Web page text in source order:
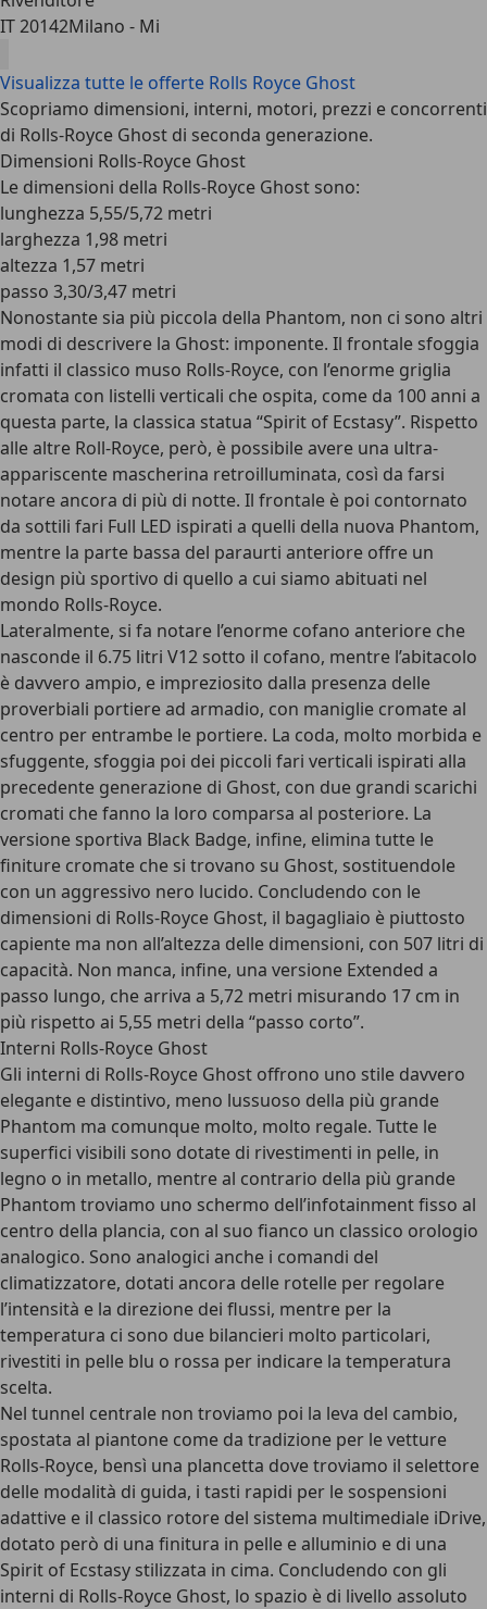
IT 20142Milano - Mi
Visualizza tutte le offerte Rolls Royce Ghost
Scopriamo dimensioni, interni, motori, prezzi e concorrenti
di Rolls-Royce Ghost di seconda generazione.
Dimensioni Rolls-Royce Ghost
Le dimensioni della Rolls-Royce Ghost sono:
lunghezza 5,55/5,72 metri
larghezza 1,98 metri
altezza 1,57 metri
passo 3,30/3,47 metri
Nonostante sia più piccola della Phantom, non ci sono altri
modi di descrivere la Ghost: imponente. Il frontale sfoggia
infatti il classico muso Rolls-Royce, con l’enorme griglia
cromata con listelli verticali che ospita, come da 100 anni a
questa parte, la classica statua “Spirit of Ecstasy”. Rispetto
alle altre Roll-Royce, però, è possibile avere una ultra-
appariscente mascherina retroilluminata, così da farsi
notare ancora di più di notte. Il frontale è poi contornato
da sottili fari Full LED ispirati a quelli della nuova Phantom,
mentre la parte bassa del paraurti anteriore offre un
design più sportivo di quello a cui siamo abituati nel
mondo Rolls-Royce.
Lateralmente, si fa notare l’enorme cofano anteriore che
nasconde il 6.75 litri V12 sotto il cofano, mentre l’abitacolo
è davvero ampio, e impreziosito dalla presenza delle
proverbiali portiere ad armadio, con maniglie cromate al
centro per entrambe le portiere. La coda, molto morbida e
sfuggente, sfoggia poi dei piccoli fari verticali ispirati alla
precedente generazione di Ghost, con due grandi scarichi
cromati che fanno la loro comparsa al posteriore. La
versione sportiva Black Badge, infine, elimina tutte le
finiture cromate che si trovano su Ghost, sostituendole
con un aggressivo nero lucido. Concludendo con le
dimensioni di Rolls-Royce Ghost, il bagagliaio è piuttosto
capiente ma non all’altezza delle dimensioni, con 507 litri di
capacità. Non manca, infine, una versione Extended a
passo lungo, che arriva a 5,72 metri misurando 17 cm in
più rispetto ai 5,55 metri della “passo corto”.
Interni Rolls-Royce Ghost
Gli interni di Rolls-Royce Ghost offrono uno stile davvero
elegante e distintivo, meno lussuoso della più grande
Phantom ma comunque molto, molto regale. Tutte le
superfici visibili sono dotate di rivestimenti in pelle, in
legno o in metallo, mentre al contrario della più grande
Phantom troviamo uno schermo dell’infotainment fisso al
centro della plancia, con al suo fianco un classico orologio
analogico. Sono analogici anche i comandi del
climatizzatore, dotati ancora delle rotelle per regolare
l’intensità e la direzione dei flussi, mentre per la
temperatura ci sono due bilancieri molto particolari,
rivestiti in pelle blu o rossa per indicare la temperatura
scelta.
Nel tunnel centrale non troviamo poi la leva del cambio,
spostata al piantone come da tradizione per le vetture
Rolls-Royce, bensì una plancetta dove troviamo il selettore
delle modalità di guida, i tasti rapidi per le sospensioni
adattive e il classico rotore del sistema multimediale iDrive,
dotato però di una finitura in pelle e alluminio e di una
Spirit of Ecstasy stilizzata in cima. Concludendo con gli
interni di Rolls-Royce Ghost, lo spazio è di livello assoluto